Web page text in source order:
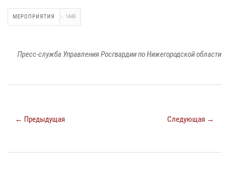
МЕРОПРИЯТИЯ 1449
Пресс-служба Управления Росгвардии по Нижегородской области
← Предыдущая Следующая →